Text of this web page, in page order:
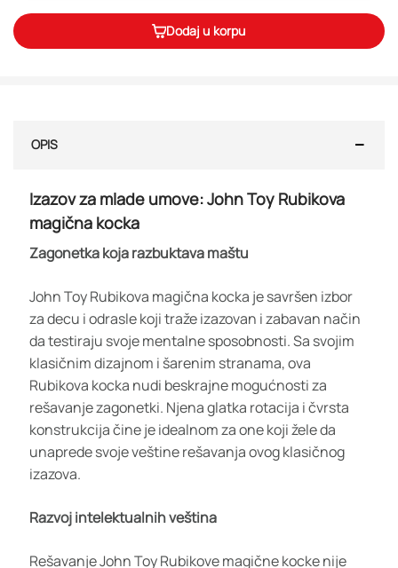
Dodaj u korpu
OPIS
Izazov za mlade umove: John Toy Rubikova
magična kocka
Zagonetka koja razbuktava maštu
John Toy Rubikova magična kocka je savršen izbor
za decu i odrasle koji traže izazovan i zabavan način
da testiraju svoje mentalne sposobnosti. Sa svojim
klasičnim dizajnom i šarenim stranama, ova
Rubikova kocka nudi beskrajne mogućnosti za
rešavanje zagonetki. Njena glatka rotacija i čvrsta
konstrukcija čine je idealnom za one koji žele da
unaprede svoje veštine rešavanja ovog klasičnog
izazova.
Razvoj intelektualnih veština
Rešavanje John Toy Rubikove magične kocke nije